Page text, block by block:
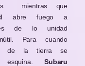
mientras que
abre fuego a
de lo unidad
Para cuando
de la tierra se
Subaru